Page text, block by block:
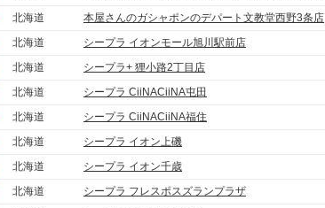
北海道
本屋さんのガシャポンのデパート文教堂西野3条店
北海道
シープラ イオンモール旭川駅前店
北海道
シープラ+ 狸小路2丁目店
北海道
シープラ CiiNACiiNA屯田
北海道
シープラ CiiNACiiNA福住
北海道
シープラ イオン上磯
北海道
シープラ イオン千歳
北海道
シープラ フレスポスズランプラザ